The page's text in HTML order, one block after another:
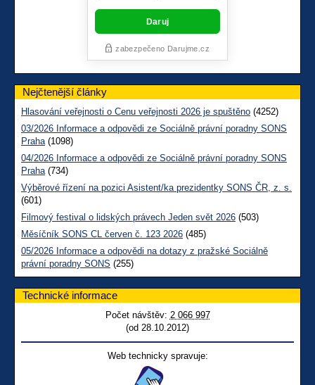
Nejčtenější články
Hlasování veřejnosti o Cenu veřejnosti 2026 je spuštěno (4252)
03/2026 Informace a odpovědi ze Sociálně právní poradny SONS
Praha(1098)
04/2026 Informace a odpovědi ze Sociálně právní poradny SONS
Praha(734)
Výběrové řízení na pozici Asistent/ka prezidentky SONS ČR, z. s.
(601)
Filmový festival o lidských právech Jeden svět 2026 (503)
Měsíčník SONS CL červen č. 123 2026 (485)
05/2026 Informace a odpovědi na dotazy z pražské Sociálně
právní poradny SONS (255)
Technické informace
Počet návštěv: 2 066 997
(od 28.10.2012)
Web technicky spravuje: